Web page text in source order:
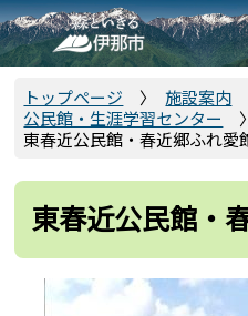
こ
の
ペ
先
トップページ
施設案内
公民館・生涯学習センター
東春近公民館・春近郷ふれ愛
東春近公民館・